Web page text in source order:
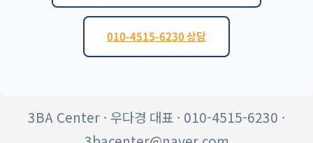
010-4515-6230 상담
3BA Center · 우다경 대표 · 010-4515-6230 ·